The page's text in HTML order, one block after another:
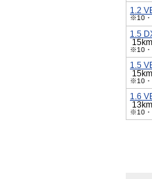
1.2
※10・
1.5
※10・
1.5
※10・
1.6
※10・